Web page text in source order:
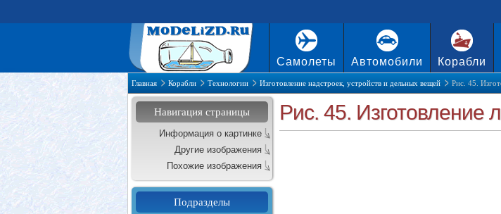
Самолеты Автомобили Корабли
Главная Корабли Технологии Изготовление надстроек, устройств и дельных вещей Рис. 45.
Навигация страницы
Информация о картинке
Другие изображения
Похожие изображения
Подразделы
Рис. 45. Изготовление